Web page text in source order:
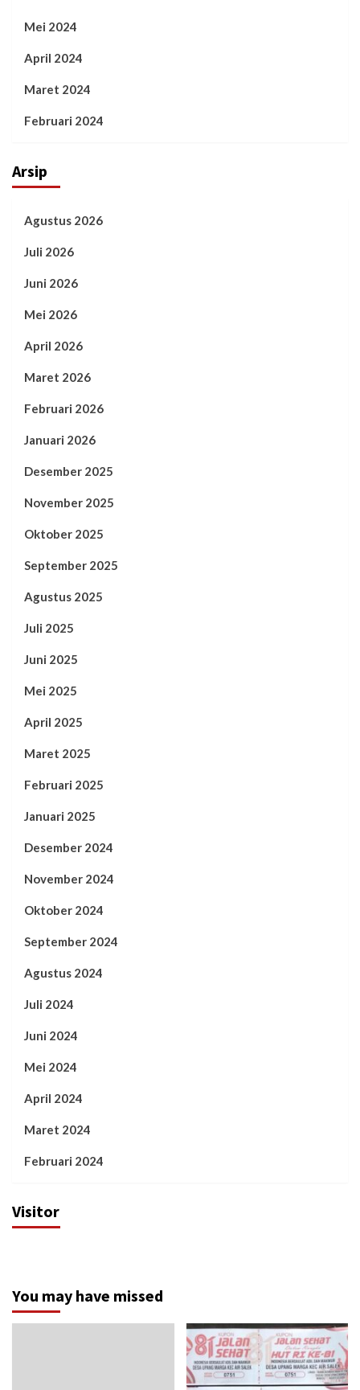
Mei 2024
April 2024
Maret 2024
Februari 2024
Arsip
Agustus 2026
Juli 2026
Juni 2026
Mei 2026
April 2026
Maret 2026
Februari 2026
Januari 2026
Desember 2025
November 2025
Oktober 2025
September 2025
Agustus 2025
Juli 2025
Juni 2025
Mei 2025
April 2025
Maret 2025
Februari 2025
Januari 2025
Desember 2024
November 2024
Oktober 2024
September 2024
Agustus 2024
Juli 2024
Juni 2024
Mei 2024
April 2024
Maret 2024
Februari 2024
Visitor
You may have missed